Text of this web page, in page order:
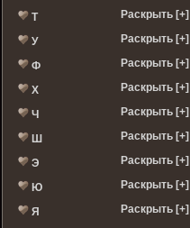
Т Раскрыть [+]
У Раскрыть [+]
Ф Раскрыть [+]
Х Раскрыть [+]
Ч Раскрыть [+]
Ш Раскрыть [+]
Э Раскрыть [+]
Ю Раскрыть [+]
Я Раскрыть [+]